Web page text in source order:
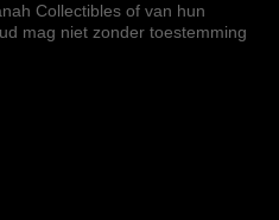
Collectibles of van hun
mag niet zonder toestemming